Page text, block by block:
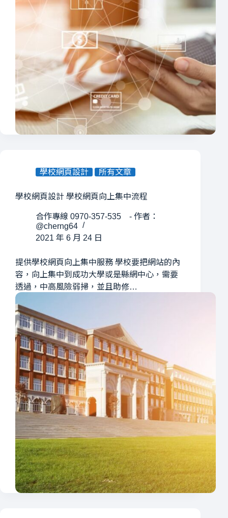
學校網頁設計 所有文章
學校網頁設計 學校網頁向上集中流程
合作專線 0970-357-535 - 作者：
@cherng64
2021 年 6 月 24 日
提供學校網頁向上集中服務 學校要把網站的內
容，向上集中到成功大學或是縣網中心，需要
透過，中高風險弱掃，並且助修…